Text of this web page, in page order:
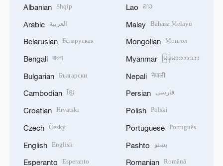
Albanian Shqip
Arabic العربية
Belarusian Беларуская
Bengali বাংলা
Bulgarian Български
Cambodian ខ្មែរ
Croatian Hrvatski
Czech Český
English English
Esperanto Esperanto
Lao ລາວ
Malay Bahasa Melayu
Mongolian Монгол
Myanmar မြန်မာဘာသာ
Nepali नेपाली
Persian فارسی
Polish Polski
Portuguese Português
Pashto پښتو
Romanian Română